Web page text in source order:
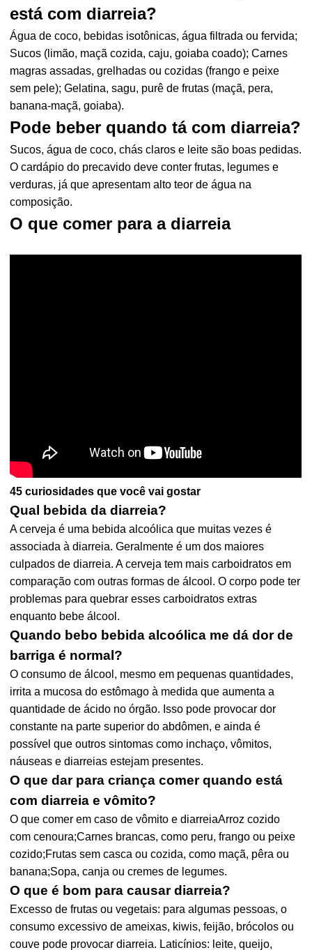
está com diarreia?
Água de coco, bebidas isotônicas, água filtrada ou fervida;
Sucos (limão, maçã cozida, caju, goiaba coado); Carnes
magras assadas, grelhadas ou cozidas (frango e peixe
sem pele); Gelatina, sagu, purê de frutas (maçã, pera,
banana-maçã, goiaba).
Pode beber quando tá com diarreia?
Sucos, água de coco, chás claros e leite são boas pedidas.
O cardápio do precavido deve conter frutas, legumes e
verduras, já que apresentam alto teor de água na
composição.
O que comer para a diarreia
45 curiosidades que você vai gostar
Qual bebida da diarreia?
A cerveja é uma bebida alcoólica que muitas vezes é
associada à diarreia. Geralmente é um dos maiores
culpados de diarreia. A cerveja tem mais carboidratos em
comparação com outras formas de álcool. O corpo pode ter
problemas para quebrar esses carboidratos extras
enquanto bebe álcool.
Quando bebo bebida alcoólica me dá dor de
barriga é normal?
O consumo de álcool, mesmo em pequenas quantidades,
irrita a mucosa do estômago à medida que aumenta a
quantidade de ácido no órgão. Isso pode provocar dor
constante na parte superior do abdômen, e ainda é
possível que outros sintomas como inchaço, vômitos,
náuseas e diarreias estejam presentes.
O que dar para criança comer quando está
com diarreia e vômito?
O que comer em caso de vômito e diarreiaArroz cozido
com cenoura;Carnes brancas, como peru, frango ou peixe
cozido;Frutas sem casca ou cozida, como maçã, pêra ou
banana;Sopa, canja ou cremes de legumes.
O que é bom para causar diarreia?
Excesso de frutas ou vegetais: para algumas pessoas, o
consumo excessivo de ameixas, kiwis, feijão, brócolos ou
couve pode provocar diarreia. Laticínios: leite, queijo,